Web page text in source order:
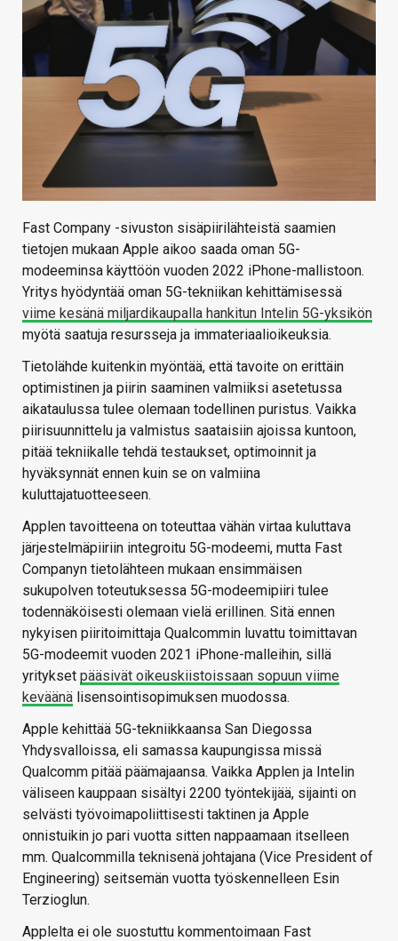
HAKU
Fast Company -sivuston sisäpiirilähteistä saamien
tietojen mukaan Apple aikoo saada oman 5G-
modeeminsa käyttöön vuoden 2022 iPhone-mallistoon.
Yritys hyödyntää oman 5G-tekniikan kehittämisessä
viime kesänä miljardikaupalla hankitun Intelin 5G-yksikön
myötä saatuja resursseja ja immateriaalioikeuksia.
Tietolähde kuitenkin myöntää, että tavoite on erittäin
optimistinen ja piirin saaminen valmiiksi asetetussa
aikataulussa tulee olemaan todellinen puristus. Vaikka
piirisuunnittelu ja valmistus saataisiin ajoissa kuntoon,
pitää tekniikalle tehdä testaukset, optimoinnit ja
hyväksynnät ennen kuin se on valmiina
kuluttajatuotteeseen.
Applen tavoitteena on toteuttaa vähän virtaa kuluttava
järjestelmäpiiriin integroitu 5G-modeemi, mutta Fast
Companyn tietolähteen mukaan ensimmäisen
sukupolven toteutuksessa 5G-modeemipiiri tulee
todennäköisesti olemaan vielä erillinen. Sitä ennen
nykyisen piiritoimittaja Qualcommin luvattu toimittavan
5G-modeemit vuoden 2021 iPhone-malleihin, sillä
yritykset pääsivät oikeuskiistoissaan sopuun viime
keväänä lisensointisopimuksen muodossa.
Apple kehittää 5G-tekniikkaansa San Diegossa
Yhdysvalloissa, eli samassa kaupungissa missä
Qualcomm pitää päämajaansa. Vaikka Applen ja Intelin
väliseen kauppaan sisältyi 2200 työntekijää, sijainti on
selvästi työvoimapoliittisesti taktinen ja Apple
onnistuikin jo pari vuotta sitten nappaamaan itselleen
mm. Qualcommilla teknisenä johtajana (Vice President of
Engineering) seitsemän vuotta työskennelleen Esin
Terzioglun.
Applelta ei ole suostuttu kommentoimaan Fast